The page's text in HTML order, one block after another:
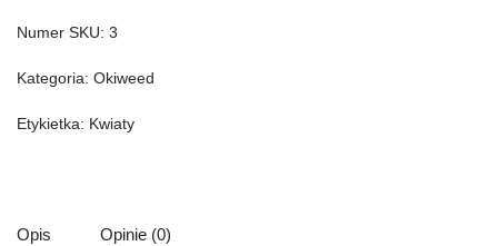
Numer SKU: 3
Kategoria: Okiweed
Etykietka: Kwiaty
Opis Opinie (0)